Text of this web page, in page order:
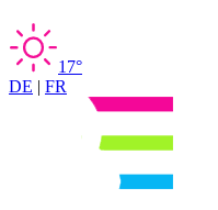
17°
DE | FR